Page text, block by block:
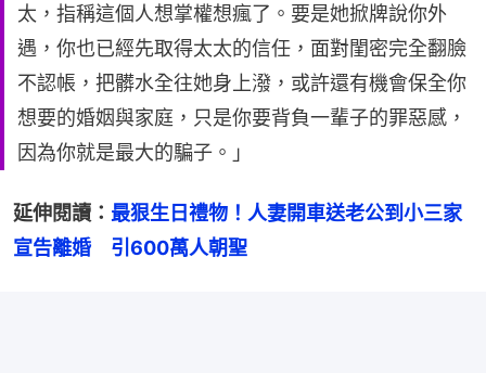
太，指稱這個人想掌權想瘋了。要是她掀牌說你外
遇，你也已經先取得太太的信任，面對閨密完全翻臉
不認帳，把髒水全往她身上潑，或許還有機會保全你
想要的婚姻與家庭，只是你要背負一輩子的罪惡感，
因為你就是最大的騙子。」
延伸閱讀： 最狠生日禮物！人妻開車送老公到小三家
宣告離婚　引600萬人朝聖